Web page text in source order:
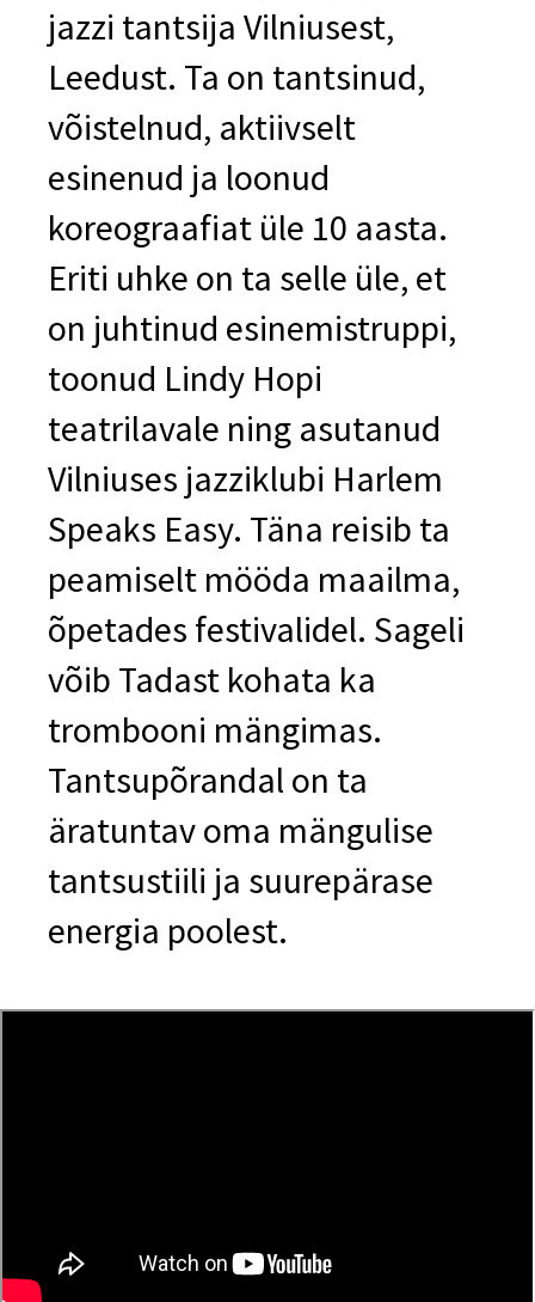
jazzi tantsija Vilniusest,
Leedust. Ta on tantsinud,
võistelnud, aktiivselt
esinenud ja loonud
koreograafiat üle 10 aasta.
Eriti uhke on ta selle üle, et
on juhtinud esinemistruppi,
toonud Lindy Hopi
teatrilavale ning asutanud
Vilniuses jazziklubi Harlem
Speaks Easy. Täna reisib ta
peamiselt mööda maailma,
õpetades festivalidel. Sageli
võib Tadast kohata ka
trombooni mängimas.
Tantsupõrandal on ta
äratuntav oma mängulise
tantsustiili ja suurepärase
energia poolest.